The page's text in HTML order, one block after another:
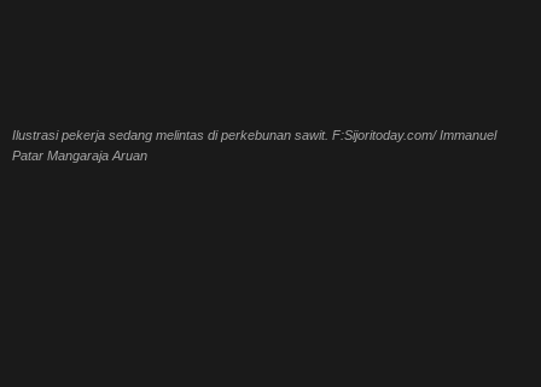
Ilustrasi pekerja sedang melintas di perkebunan sawit. F:Sijoritoday.com/ Immanuel
Patar Mangaraja Aruan